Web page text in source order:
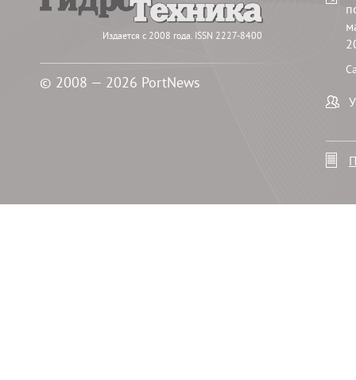
Издается с 2008 года. ISSN 2227-8400
© 2008 — 2026 PortNews